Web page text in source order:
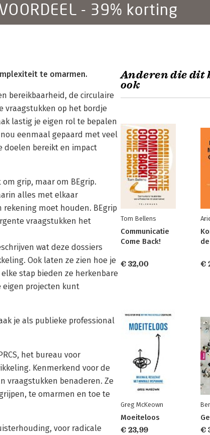
- 39% korting
te omarmen.
bereikbaarheid, de circulaire
vraagstukken op het bordje
lastig je eigen rol te bepalen
eenmaal gepaard met veel
doelen bereikt en impact
grip, maar om BEgrip.
alles met elkaar
moet houden. BEgrip
vraagstukken het
wat deze dossiers
Ook laten ze zien hoe je
stap bieden ze herkenbare
eigen projecten kunt
je als publieke professional
het bureau voor
Kenmerkend voor de
vraagstukken benaderen. Ze
te omarmen en toe te
voor radicale
Anderen die dit
ook
Tom Bellens
Communicatie
Come Back!
€ 32,00 €
Greg McKeown
Moeiteloos
€ 23,99
€